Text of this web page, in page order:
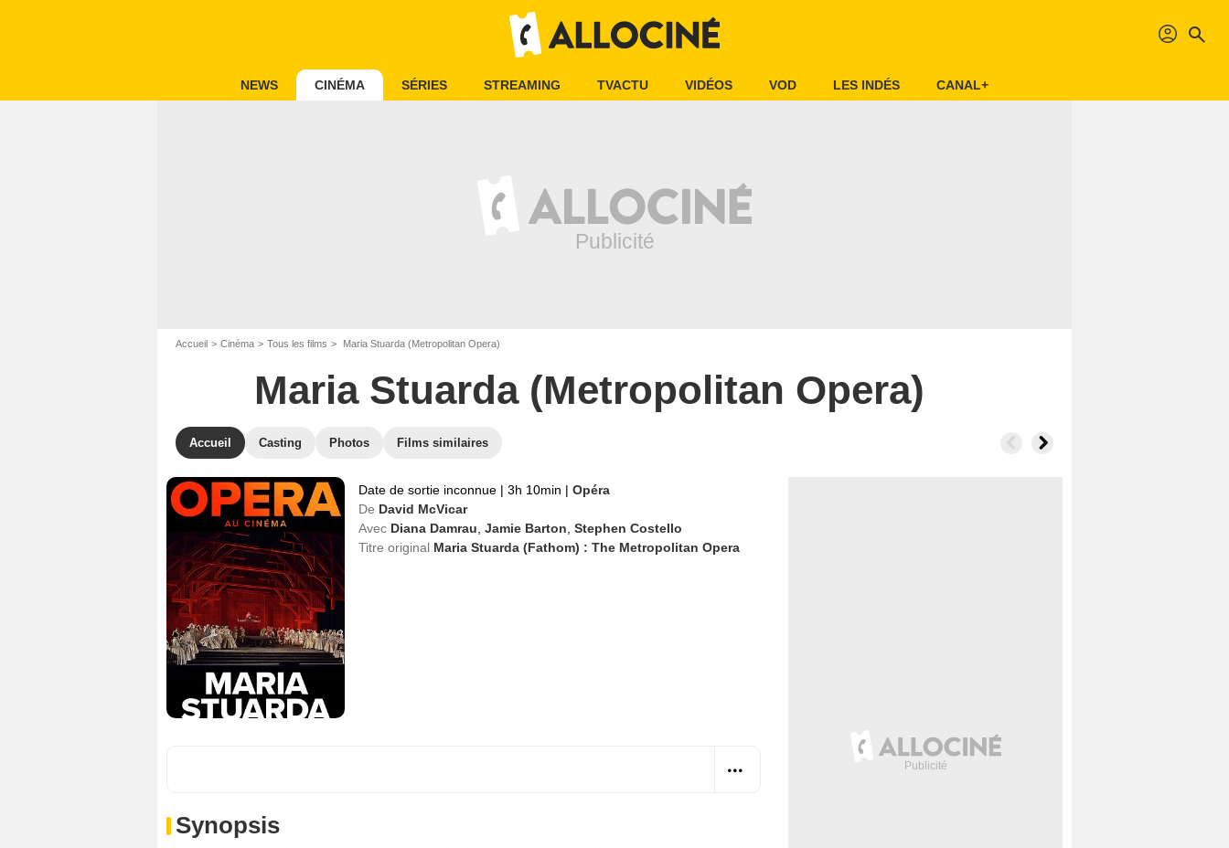
profil search
NEWS CINÉMA SÉRIES STREAMING TVACTU VIDÉOS VOD LES INDÉS CANAL+
Accueil Cinéma Tous les films Maria Stuarda (Metropolitan Opera)
Maria Stuarda (Metropolitan Opera)
Accueil Casting Photos Films similaires
Date de sortie inconnue | 3h 10min | Opéra
De David McVicar
Avec Diana Damrau Jamie Barton Stephen Costello
Titre original Maria Stuarda (Fathom) : The Metropolitan Opera
Synopsis